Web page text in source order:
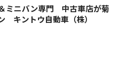
ミニバン専門 中古車店が菊
キントウ自動車（株）